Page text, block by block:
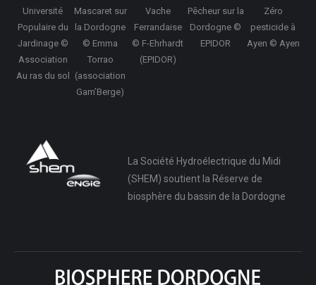
Université
Populaire du
Jardinage ©
Association
Au ras du sol
Mascaret sur
la Dordogne
© Emma
Torrao
(association
Gam’Berge)
Vache
Ferrandaise
© F-Ehrhardt
(EPIDOR)
Pêcheur sur la
Dordogne ©
EPIDOR
Zéro
pesticide à
Ayen © Ayen
La Société Hydroélectrique du Midi
(SHEM) soutient la Réserve de
biosphère du bassin de la Dordogne